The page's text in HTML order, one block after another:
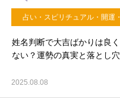
占い・スピリチュアル・開運・
姓名判断で大吉ばかりは良く
ない？運勢の真実と落とし穴
2025.08.08